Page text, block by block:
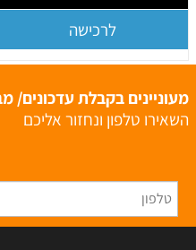
לרכישה
מעוניינים בקבלת
השאירו טלפון ונחזור אליכם